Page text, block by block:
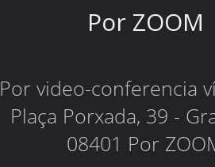
Por ZOOM
Por video-conferencia
Plaça Porxada, 39 -
08401 Por